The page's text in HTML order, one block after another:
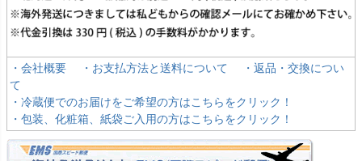
・会社概要 ・お支払方法と送料について
・返品・交換につい
て
・冷蔵便でのお届けをご希望の方はこちらをクリック！
・包装、化粧箱、紙袋ご入用の方はこちらをクリック！